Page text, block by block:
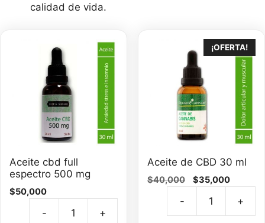
calidad de vida.
Aceite cbd full
espectro 500 mg
$50,000
- +
¡OFERTA!
Aceite de CBD 30 ml
$40,000
El
original
era:
$35,000El
actual
es:
- +